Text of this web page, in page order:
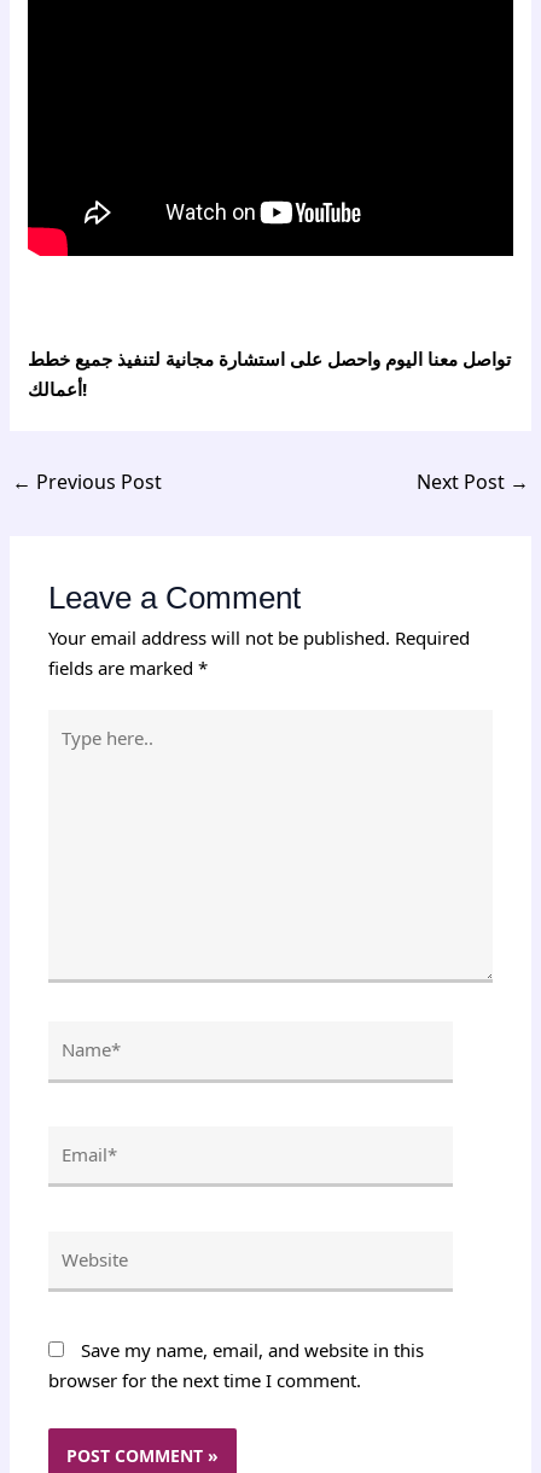
تواصل معنا اليوم واحصل على استشارة مجانية لتنفيذ جميع خطط
أعمالك!
← Previous Post Next Post →
Leave a Comment
Your email address will not be published. Required
fields are marked*
here..
Save my name, email, and website in this
browser for the next time I comment.